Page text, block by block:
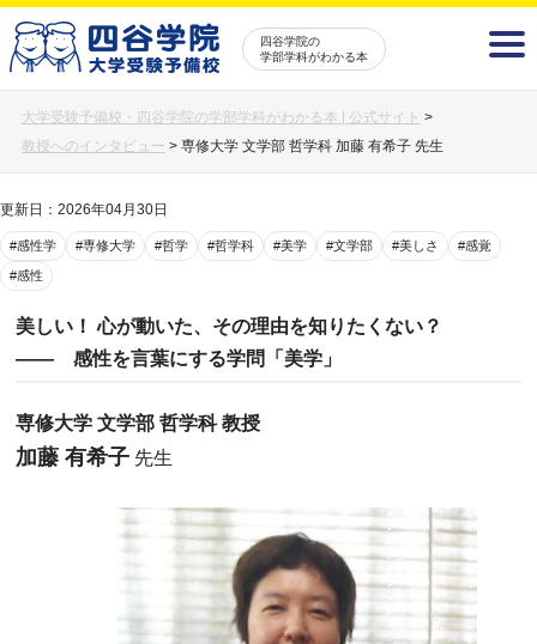
四谷学院の
学部学科がわかる本
大学受験予備校・四谷学院の学部学科がわかる本 | 公式サイト >
教授へのインタビュー > 専修大学 文学部 哲学科 加藤 有希子 先生
更新日：2026年04月30日
#感性学 #専修大学 #哲学 #哲学科 #美学 #文学部 #美しさ #感覚
#感性
美しい！ 心が動いた、その理由を知りたくない？
―― 感性を言葉にする学問「美学」
専修大学 文学部 哲学科 教授
加藤 有希子 先生